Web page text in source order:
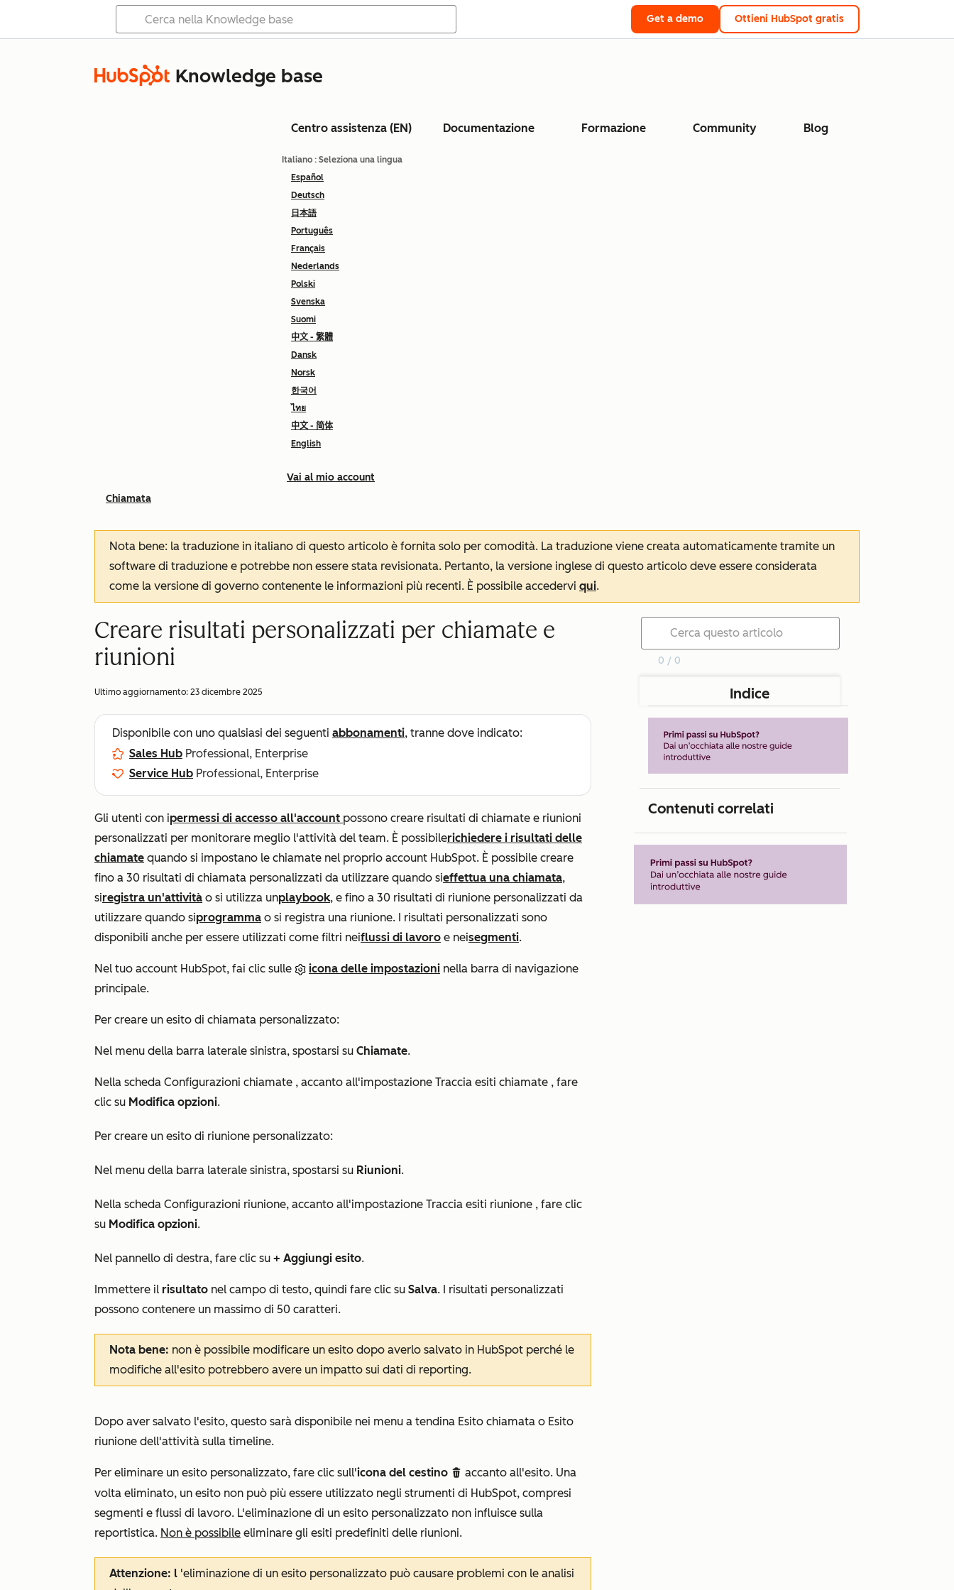
Get a demo Ottieni HubSpot gratis
Knowledge base
Centro assistenza (EN) Documentazione Formazione Community Blog
Italiano : Seleziona una lingua
Español
Deutsch
日本語
Português
Français
Nederlands
Polski
Svenska
Suomi
中文 - 繁體
Dansk
Norsk
한국어
ไทย
中文 - 简体
English
Vai al mio account
Chiamata
Nota bene: la traduzione in italiano di questo articolo è fornita solo per comodità. La traduzione viene creata automaticamente tramite un
software di traduzione e potrebbe non essere stata revisionata. Pertanto, la versione inglese di questo articolo deve essere considerata
come la versione di governo contenente le informazioni più recenti. È possibile accedervi qui.
Creare risultati personalizzati per chiamate e
riunioni
Ultimo aggiornamento: 23 dicembre 2025
Disponibile con uno qualsiasi dei seguenti abbonamenti, tranne dove indicato:
Sales Hub Professional, Enterprise
Service Hub Professional, Enterprise
Gli utenti con ipermessi di accesso all'account possono creare risultati di chiamate e riunioni
personalizzati per monitorare meglio l'attività del team. È possibilerichiedere i risultati delle
chiamate quando si impostano le chiamate nel proprio account HubSpot. È possibile creare
fino a 30 risultati di chiamata personalizzati da utilizzare quando sieffettua una chiamata,
siregistra un'attività o si utilizza unplaybook, e fino a 30 risultati di riunione personalizzati da
utilizzare quando siprogramma o si registra una riunione. I risultati personalizzati sono
disponibili anche per essere utilizzati come filtri neiflussi di lavoro e neisegmenti.
Nel tuo account HubSpot, fai clic sulle icona delle impostazioni nella barra di navigazione
principale.
Per creare un esito di chiamata personalizzato:
Nel menu della barra laterale sinistra, spostarsi su Chiamate.
Nella scheda Configurazioni chiamate , accanto all'impostazione Traccia esiti chiamate , fare
clic su Modifica opzioni.
Per creare un esito di riunione personalizzato:
Nel menu della barra laterale sinistra, spostarsi su Riunioni.
Nella scheda Configurazioni riunione, accanto all'impostazione Traccia esiti riunione , fare clic
su Modifica opzioni.
Nel pannello di destra, fare clic su + Aggiungi esito.
Immettere il risultato nel campo di testo, quindi fare clic su Salva. I risultati personalizzati
possono contenere un massimo di 50 caratteri.
Nota bene: non è possibile modificare un esito dopo averlo salvato in HubSpot perché le
modifiche all'esito potrebbero avere un impatto sui dati di reporting.
Dopo aver salvato l'esito, questo sarà disponibile nei menu a tendina Esito chiamata o Esito
riunione dell'attività sulla timeline.
Per eliminare un esito personalizzato, fare clic sull'icona del cestino delete accanto all'esito. Una
volta eliminato, un esito non può più essere utilizzato negli strumenti di HubSpot, compresi
segmenti e flussi di lavoro. L'eliminazione di un esito personalizzato non influisce sulla
reportistica. Non è possibile eliminare gli esiti predefiniti delle riunioni.
Attenzione: l 'eliminazione di un esito personalizzato può causare problemi con le analisi
0 / 0
Indice
Contenuti correlati